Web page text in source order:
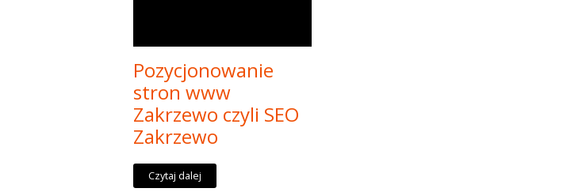
Pozycjonowanie
stron www
Zakrzewo czyli SEO
Zakrzewo
Czytaj dalej